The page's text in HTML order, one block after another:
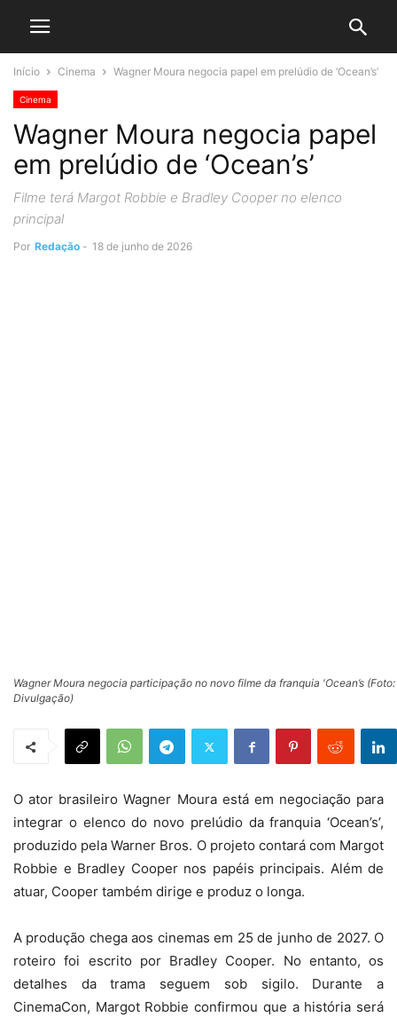
Início Cinema Wagner Moura negocia papel em prelúdio de ‘Ocean’s’
Cinema
Wagner Moura negocia papel
em prelúdio de ‘Ocean’s’
Filme terá Margot Robbie e Bradley Cooper no elenco
principal
Por Redação - 18 de junho de 2026
Wagner Moura negocia participação no novo filme da franquia 'Ocean’s (Foto:
Divulgação)
O ator brasileiro Wagner Moura está em negociação para
integrar o elenco do novo prelúdio da franquia ‘Ocean’s’,
produzido pela Warner Bros. O projeto contará com Margot
Robbie e Bradley Cooper nos papéis principais. Além de
atuar, Cooper também dirige e produz o longa.
A produção chega aos cinemas em 25 de junho de 2027. O
roteiro foi escrito por Bradley Cooper. No entanto, os
detalhes da trama seguem sob sigilo. Durante a
CinemaCon, Margot Robbie confirmou que a história será